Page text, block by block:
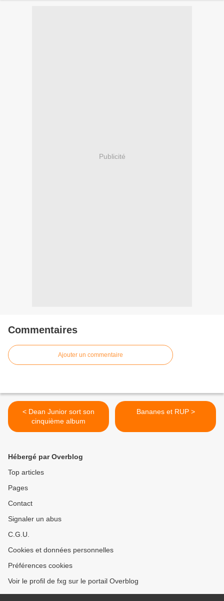
Publicité
Commentaires
Ajouter un commentaire
< Dean Junior sort son
cinquième album
Bananes et RUP >
Hébergé par Overblog
Top articles
Pages
Contact
Signaler un abus
C.G.U.
Cookies et données personnelles
Préférences cookies
Voir le profil de fxg sur le portail Overblog